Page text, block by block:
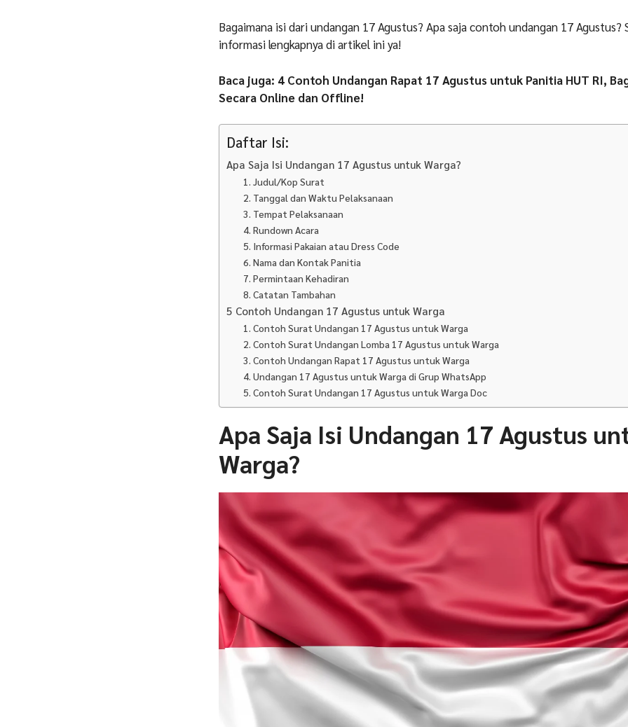
Bagaimana isi dari undangan 17 Agustus? Apa saja contoh undangan 17 Agustus?
informasi lengkapnya di artikel ini ya!
Baca juga: 4 Contoh Undangan Rapat 17 Agustus untuk Panitia HUT RI,
Secara Online dan Offline!
Daftar Isi:
Apa Saja Isi Undangan 17 Agustus untuk Warga?
1. Judul/Kop Surat
2. Tanggal dan Waktu Pelaksanaan
3. Tempat Pelaksanaan
4. Rundown Acara
5. Informasi Pakaian atau Dress Code
6. Nama dan Kontak Panitia
7. Permintaan Kehadiran
8. Catatan Tambahan
5 Contoh Undangan 17 Agustus untuk Warga
1. Contoh Surat Undangan 17 Agustus untuk Warga
2. Contoh Surat Undangan Lomba 17 Agustus untuk Warga
3. Contoh Undangan Rapat 17 Agustus untuk Warga
4. Undangan 17 Agustus untuk Warga di Grup WhatsApp
5. Contoh Surat Undangan 17 Agustus untuk Warga Doc
Apa Saja Isi Undangan 17 Agustus
Warga?